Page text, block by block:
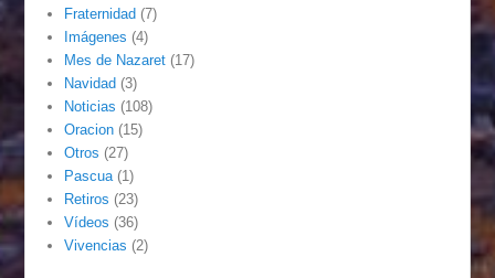
Fraternidad (7)
Imágenes (4)
Mes de Nazaret (17)
Navidad (3)
Noticias (108)
Oracion (15)
Otros (27)
Pascua (1)
Retiros (23)
Vídeos (36)
Vivencias (2)